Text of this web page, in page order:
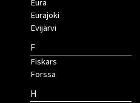
Eura
Eurajoki
Evijärvi
F
Fiskars
Forssa
H